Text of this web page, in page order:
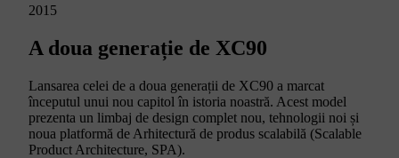
2015
A doua generație de XC90
Lansarea celei de a doua generații de XC90 a marcat
începutul unui nou capitol în istoria noastră. Acest model
prezenta un limbaj de design complet nou, tehnologii noi și
noua platformă de Arhitectură de produs scalabilă (Scalable
Product Architecture, SPA).